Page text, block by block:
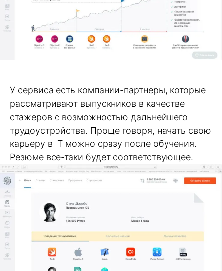
У сервиса есть компании-партнеры, которые
рассматривают выпускников в качестве
стажеров с возможностью дальнейшего
трудоустройства. Проще говоря, начать свою
карьеру в IT можно сразу после обучения.
Резюме все-таки будет соответствующее.